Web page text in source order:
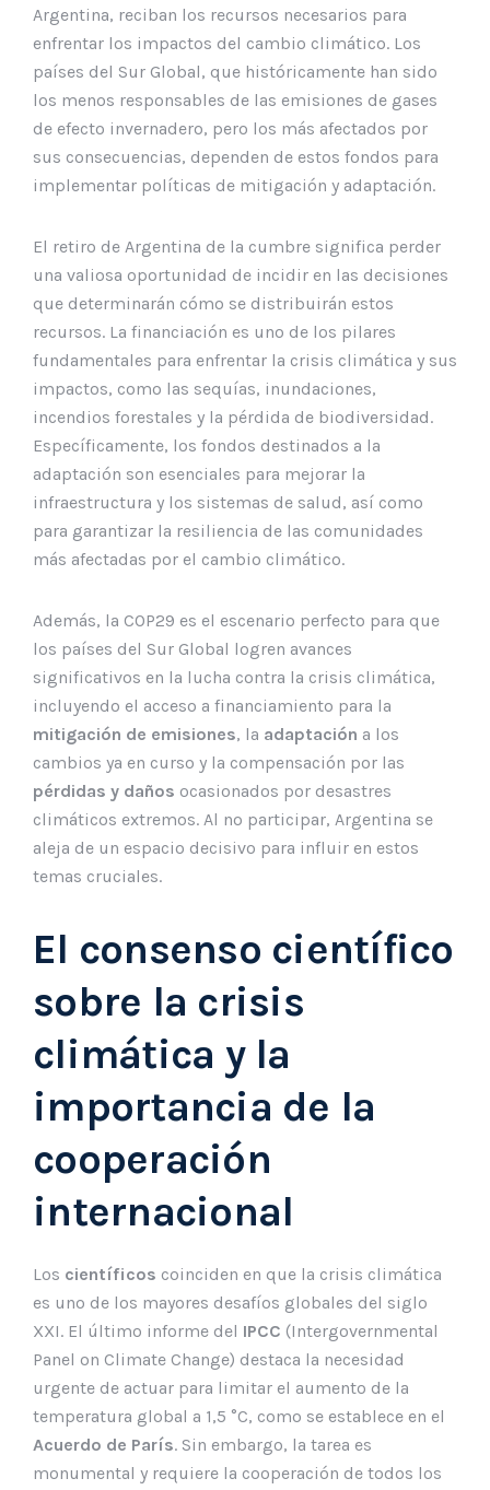
Argentina, reciban los recursos necesarios para
enfrentar los impactos del cambio climático. Los
países del Sur Global, que históricamente han sido
los menos responsables de las emisiones de gases
de efecto invernadero, pero los más afectados por
sus consecuencias, dependen de estos fondos para
implementar políticas de mitigación y adaptación.
El retiro de Argentina de la cumbre significa perder
una valiosa oportunidad de incidir en las decisiones
que determinarán cómo se distribuirán estos
recursos. La financiación es uno de los pilares
fundamentales para enfrentar la crisis climática y sus
impactos, como las sequías, inundaciones,
incendios forestales y la pérdida de biodiversidad.
Específicamente, los fondos destinados a la
adaptación son esenciales para mejorar la
infraestructura y los sistemas de salud, así como
para garantizar la resiliencia de las comunidades
más afectadas por el cambio climático.
Además, la COP29 es el escenario perfecto para que
los países del Sur Global logren avances
significativos en la lucha contra la crisis climática,
incluyendo el acceso a financiamiento para la
mitigación de emisiones, la adaptación a los
cambios ya en curso y la compensación por las
pérdidas y daños ocasionados por desastres
climáticos extremos. Al no participar, Argentina se
aleja de un espacio decisivo para influir en estos
temas cruciales.
El consenso científico
sobre la crisis
climática y la
importancia de la
cooperación
internacional
Los científicos coinciden en que la crisis climática
es uno de los mayores desafíos globales del siglo
XXI. El último informe del IPCC (Intergovernmental
Panel on Climate Change) destaca la necesidad
urgente de actuar para limitar el aumento de la
temperatura global a 1,5 °C, como se establece en el
Acuerdo de París. Sin embargo, la tarea es
monumental y requiere la cooperación de todos los